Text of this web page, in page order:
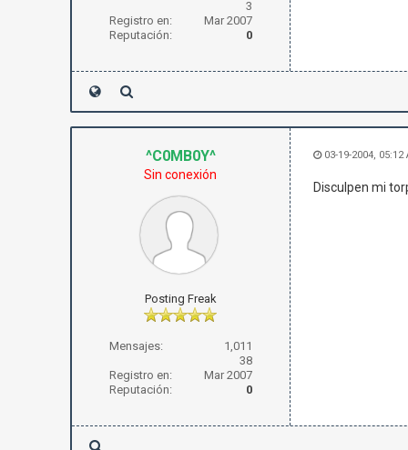
3
Registro en:
Mar 2007
Reputación:
0
^C0MB0Y^
Sin conexión
Posting Freak
Mensajes:
1,011
38
Registro en:
Mar 2007
Reputación:
0
03-19-2004, 05:12
Disculpen mi